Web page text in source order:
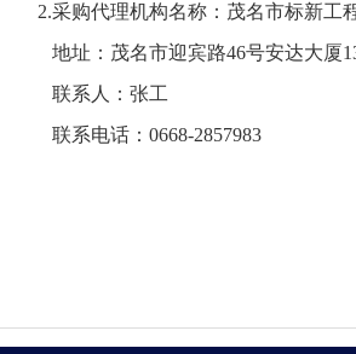
2.采购代理机构名称： 茂名市标新工
地址： 茂名市迎宾路46号安达大厦
联系人： 张工
联系电话： 0668-2857983